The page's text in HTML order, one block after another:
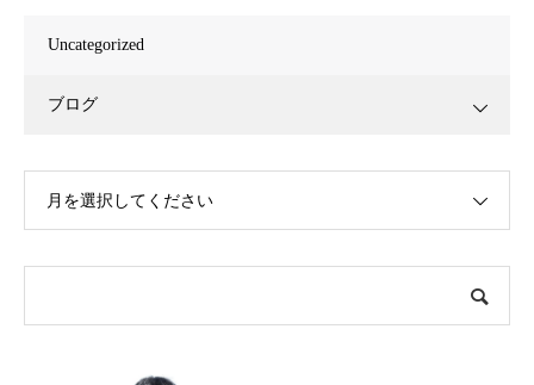
Uncategorized
ブログ
月を選択してください